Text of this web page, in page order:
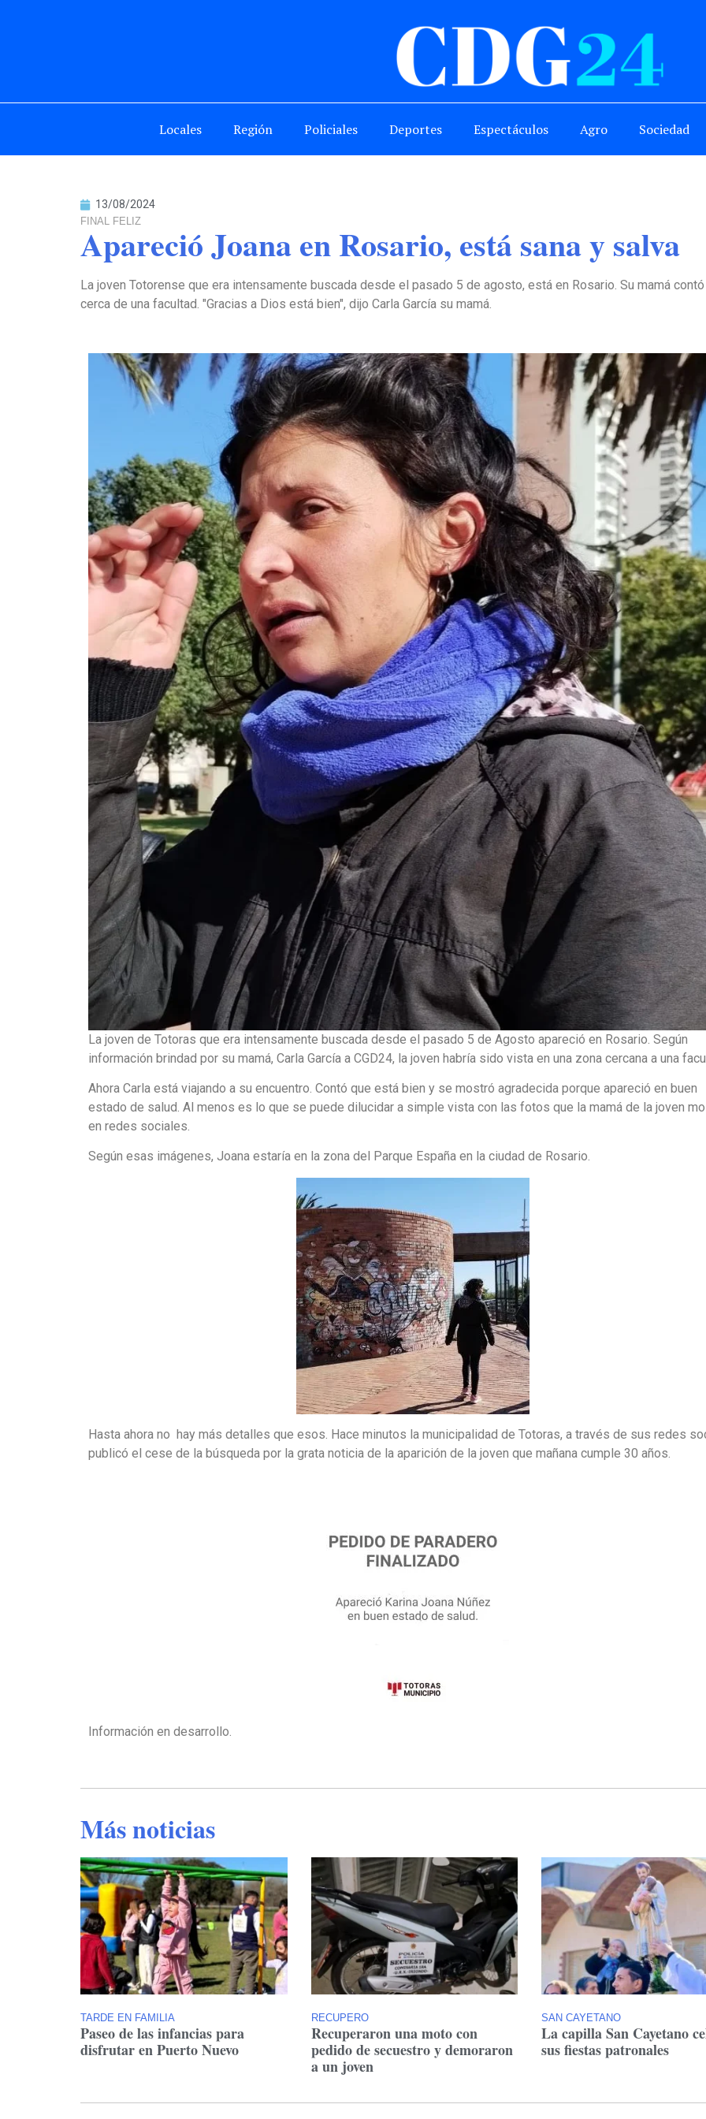
Locales Región Policiales Deportes Espectáculos Agro Sociedad
13/08/2024
FINAL FELIZ
Apareció Joana en Rosario, está sana y salva
La joven Totorense que era intensamente buscada desde el pasado 5 de agosto, está en Rosario. Su mamá
cerca de una facultad. "Gracias a Dios está bien", dijo Carla García su mamá.
La joven de Totoras que era intensamente buscada desde el pasado 5 de Agosto apareció en Rosario. Según
información brindad por su mamá, Carla García a CGD24, la joven habría sido vista en una zona cercana a una
Ahora Carla está viajando a su encuentro. Contó que está bien y se mostró agradecida porque apareció en buen
estado de salud. Al menos es lo que se puede dilucidar a simple vista con las fotos que la mamá de la joven
en redes sociales.
Según esas imágenes, Joana estaría en la zona del Parque España en la ciudad de Rosario.
Hasta ahora no hay más detalles que esos. Hace minutos la municipalidad de Totoras, a través de sus redes
publicó el cese de la búsqueda por la grata noticia de la aparición de la joven que mañana cumple 30 años.
Información en desarrollo.
Más noticias
TARDE EN FAMILIA
Paseo de las infancias para
disfrutar en Puerto Nuevo
RECUPERO
Recuperaron una moto con
pedido de secuestro y demoraron
a un joven
SAN CAYETANO
La capilla San Cayetano
sus fiestas patronales